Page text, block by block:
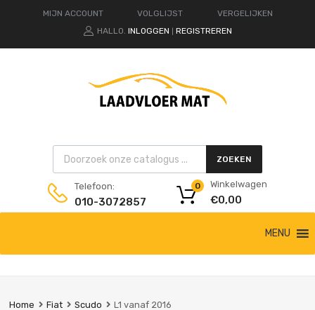
MIJN ACCOUNT VOLGLIJST
VERGELIJKEN
HALLO. INLOGGEN REGISTREREN
Products search ZOEKEN
Telefoon:
010-3072857
Winkelwagen
€0,00
0
de
MENU
Home Fiat Scudo L1 vanaf 2016